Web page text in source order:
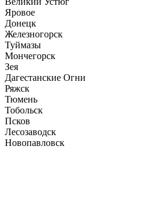
Яровое
Донецк
Железногорск
Туймазы
Мончегорск
Зея
Дагестанские Огни
Ряжск
Тюмень
Тобольск
Псков
Лесозаводск
Новопавловск